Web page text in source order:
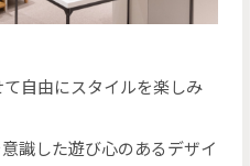
自由にスタイルを楽しみ
識した遊び心のあるデザイ